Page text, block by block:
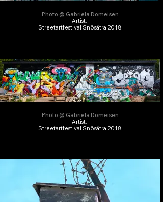
Photo @ Gabriela Domeisen
Artist:
Streetartfestival Snösätra 2018
Photo @ Gabriela Domeisen
Artist:
Streetartfestival Snösätra 2018